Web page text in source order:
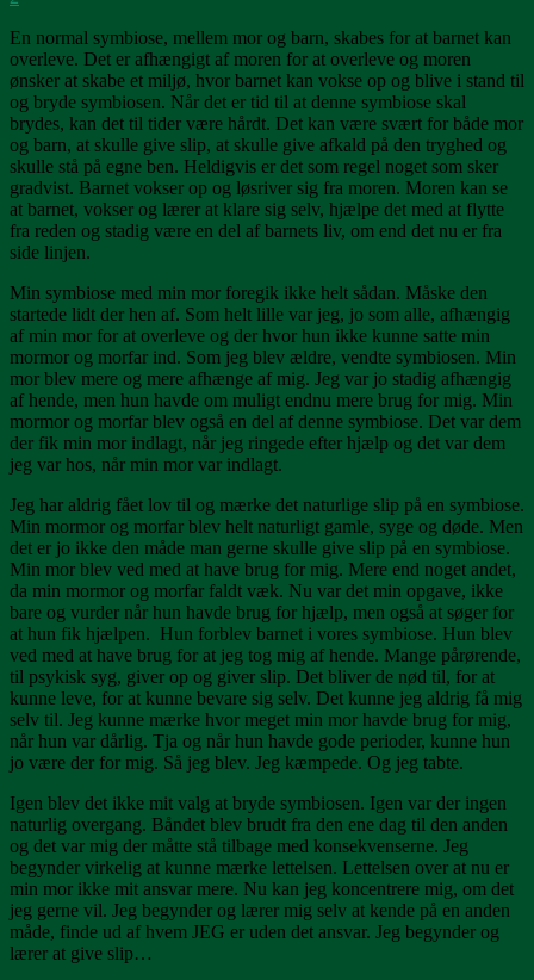
En normal symbiose, mellem mor og barn, skabes for at barnet kan
overleve. Det er afhængigt af moren for at overleve og moren
ønsker at skabe et miljø, hvor barnet kan vokse op og blive i stand til
og bryde symbiosen. Når det er tid til at denne symbiose skal
brydes, kan det til tider være hårdt. Det kan være svært for både mor
og barn, at skulle give slip, at skulle give afkald på den tryghed og
skulle stå på egne ben. Heldigvis er det som regel noget som sker
gradvist. Barnet vokser op og løsriver sig fra moren. Moren kan se
at barnet, vokser og lærer at klare sig selv, hjælpe det med at flytte
fra reden og stadig være en del af barnets liv, om end det nu er fra
side linjen.
Min symbiose med min mor foregik ikke helt sådan. Måske den
startede lidt der hen af. Som helt lille var jeg, jo som alle, afhængig
af min mor for at overleve og der hvor hun ikke kunne satte min
mormor og morfar ind. Som jeg blev ældre, vendte symbiosen. Min
mor blev mere og mere afhænge af mig. Jeg var jo stadig afhængig
af hende, men hun havde om muligt endnu mere brug for mig. Min
mormor og morfar blev også en del af denne symbiose. Det var dem
der fik min mor indlagt, når jeg ringede efter hjælp og det var dem
jeg var hos, når min mor var indlagt.
Jeg har aldrig fået lov til og mærke det naturlige slip på en symbiose.
Min mormor og morfar blev helt naturligt gamle, syge og døde. Men
det er jo ikke den måde man gerne skulle give slip på en symbiose.
Min mor blev ved med at have brug for mig. Mere end noget andet,
da min mormor og morfar faldt væk. Nu var det min opgave, ikke
bare og vurder når hun havde brug for hjælp, men også at søger for
at hun fik hjælpen. Hun forblev barnet i vores symbiose. Hun blev
ved med at have brug for at jeg tog mig af hende. Mange pårørende,
til psykisk syg, giver op og giver slip. Det bliver de nød til, for at
kunne leve, for at kunne bevare sig selv. Det kunne jeg aldrig få mig
selv til. Jeg kunne mærke hvor meget min mor havde brug for mig,
når hun var dårlig. Tja og når hun havde gode perioder, kunne hun
jo være der for mig. Så jeg blev. Jeg kæmpede. Og jeg tabte.
Igen blev det ikke mit valg at bryde symbiosen. Igen var der ingen
naturlig overgang. Båndet blev brudt fra den ene dag til den anden
og det var mig der måtte stå tilbage med konsekvenserne. Jeg
begynder virkelig at kunne mærke lettelsen. Lettelsen over at nu er
min mor ikke mit ansvar mere. Nu kan jeg koncentrere mig, om det
jeg gerne vil. Jeg begynder og lærer mig selv at kende på en anden
måde, finde ud af hvem JEG er uden det ansvar. Jeg begynder og
lærer at give slip…